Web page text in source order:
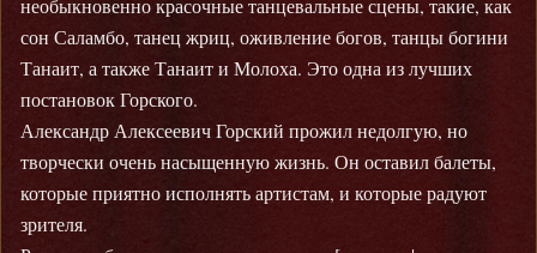
необыкновенно красочные танцевальные сцены, такие, как
сон Саламбо, танец жриц, оживление богов, танцы богини
Танаит, а также Танаит и Молоха. Это одна из лучших
постановок Горского.
Александр Алексеевич Горский прожил недолгую, но
творчески очень насыщенную жизнь. Он оставил балеты,
которые приятно исполнять артистам, и которые радуют
зрителя.